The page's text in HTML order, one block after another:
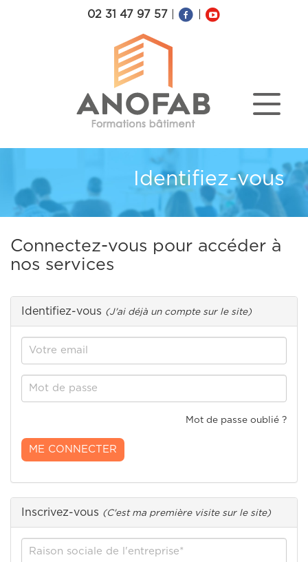
02 31 47 97 57
Identifiez-vous
Connectez-vous pour accéder à
nos services
Identifiez-vous (J'ai déjà un compte sur le site)
Mot de passe oublié ?
Inscrivez-vous (C'est ma première visite sur le site)